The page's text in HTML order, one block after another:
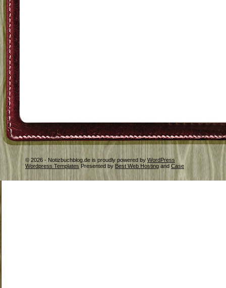
© 2026 - Notizbuchblog.de is proudly powered by WordPress
Wordpress Templates Presented by Best Web Hosting and Case